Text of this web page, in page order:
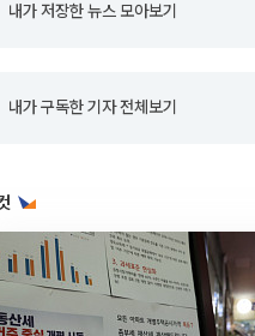
내가 저장한 뉴스 모아보기
내가 구독한 기자 전체보기